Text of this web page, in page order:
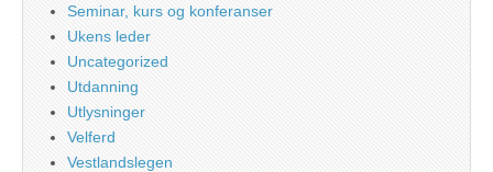
Seminar, kurs og konferanser
Ukens leder
Uncategorized
Utdanning
Utlysninger
Velferd
Vestlandslegen